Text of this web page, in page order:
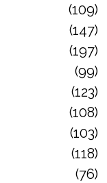
109
147
197
99
123
108
103
118
76